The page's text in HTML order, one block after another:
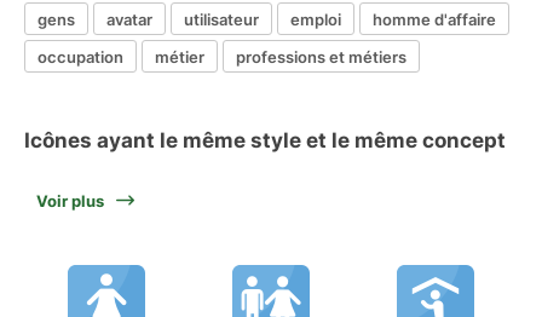
gens avatar utilisateur emploi
homme d'affaire
occupation
métier professions et métiers
Icônes ayant le même style et le même concept
Voir plus